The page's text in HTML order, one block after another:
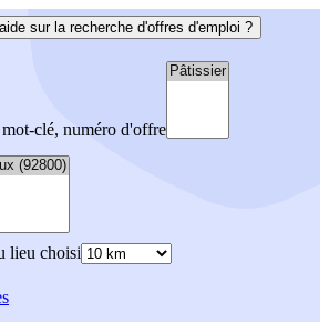
sur la recherche d'offres d'emploi ?
clé, numéro d'offre
lieu choisi